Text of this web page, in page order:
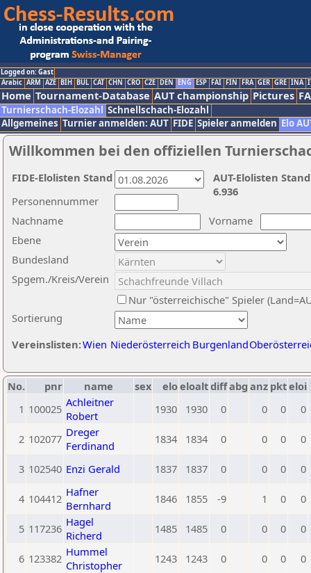
Logged on: Gast
Arabic ARM AZE BIH BUL CAT CHN CRO CZE DEN ENG ESP FAI FIN FRA GER GRE INA
Home Tournament-Database AUT championship Pictures
Turnierschach-Elozahl Schnellschach-Elozahl
Allgemeines Turnier anmelden: AUT FIDE Spieler anmelden Elo
Willkommen bei den offiziellen
Nachname
Vorname
Ebene
Sortierung
Personennummer
Bundesland
Spgem./Kreis/Verein
Nur "österreichische" Spieler
Vereinslisten:Wien Niederösterreich Burgenland
AUT-Elolisten
6.936
FIDE-Elolisten Stand
No. pnr name sex eloeloaltdiffabg anz pkteloi
1 100025 Achleitner
Robert
1930 1930 0 0 0 0
2 102077 Dreger
Ferdinand
1834 1834 0 0 0 0
3 102540 Enzi Gerald 1837 1837 0 0 0 0
4 104412 Hafner
Bernhard
1846 1855 -9 1 0 0
5 117236 Hagel
Richerd
1485 1485 0 0 0 0
6 123382 Hummel
Christopher
1243 1243 0 0 0 0